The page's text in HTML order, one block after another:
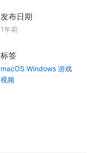
发布日期
1年前
标签
macOS Windows 游戏
视频